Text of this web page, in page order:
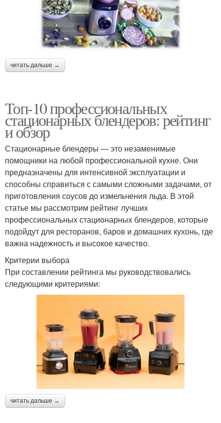
читать дальше →
Топ-10 профессиональных
стационарных блендеров: рейтинг
и обзор
Стационарные блендеры — это незаменимые
помощники на любой профессиональной кухне. Они
предназначены для интенсивной эксплуатации и
способны справиться с самыми сложными задачами, от
приготовления соусов до измельчения льда. В этой
статье мы рассмотрим рейтинг лучших
профессиональных стационарных блендеров, которые
подойдут для ресторанов, баров и домашних кухонь, где
важна надежность и высокое качество.
Критерии выбора
При составлении рейтинга мы руководствовались
следующими критериями:
читать дальше →